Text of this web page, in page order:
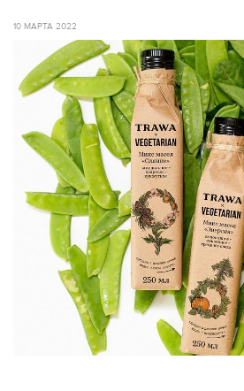
10 МАРТА 2022